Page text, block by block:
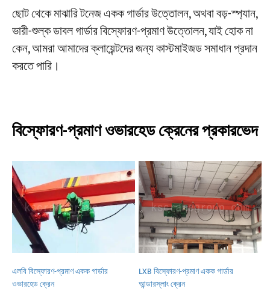
প্রকল্প
অ্যাপ্লিকেশন
আমাদের সম্পর্কে
যোগাযোগ করুন
ছোট থেকে মাঝারি টনেজ একক গার্ডার উত্তোলন, অথবা বড়-স্প্যান,
ভারী-শুল্ক ডাবল গার্ডার বিস্ফোরণ-প্রমাণ উত্তোলন, যাই হোক না
কেন, আমরা আমাদের ক্লায়েন্টদের জন্য কাস্টমাইজড সমাধান প্রদান
করতে পারি।
বিস্ফোরণ-প্রমাণ ওভারহেড ক্রেনের প্রকারভেদ
এলবি বিস্ফোরণ-প্রমাণ একক গার্ডার
ওভারহেড ক্রেন
LXB বিস্ফোরণ-প্রমাণ একক গার্ডার
আন্ডারস্লাং ক্রেন